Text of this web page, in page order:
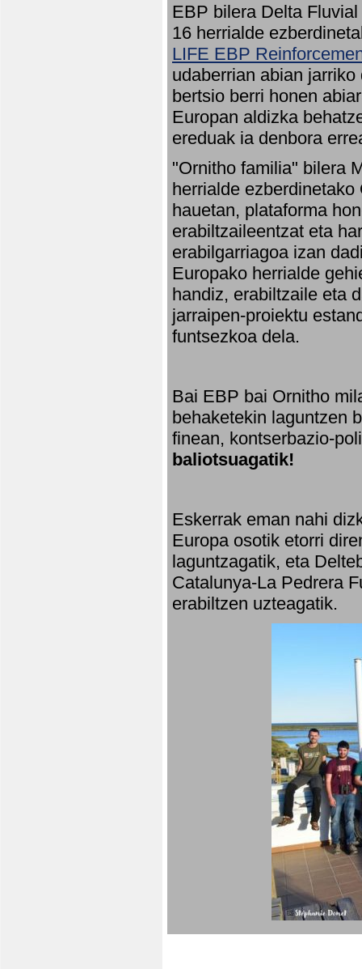
EBP bilera Delta
16 herrialde
LIFE EBP
udaberrian abian
bertsio berri honen
Europan aldizka
ereduak ia denbora
"Ornitho familia" bilera
herrialde
hauetan, plataforma
erabiltzaileentzat eta
erabilgarriagoa izan
Europako herrialde
handiz, erabiltzaile eta
jarraipen-proiektu
funtsezkoa dela.
Bai EBP bai Ornitho
behaketekin laguntzen
finean, kontserbazio-
baliotsuagatik!
Eskerrak eman nahi
Europa osotik etorri
laguntzagatik, eta
Catalunya-La Pedrera
erabiltzen uzteagatik.